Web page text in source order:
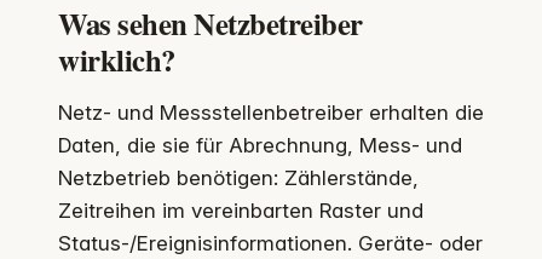
Was sehen Netzbetreiber
wirklich?
Netz- und Messstellenbetreiber erhalten die
Daten, die sie für Abrechnung, Mess- und
Netzbetrieb benötigen: Zählerstände,
Zeitreihen im vereinbarten Raster und
Status-/Ereignisinformationen. Geräte- oder